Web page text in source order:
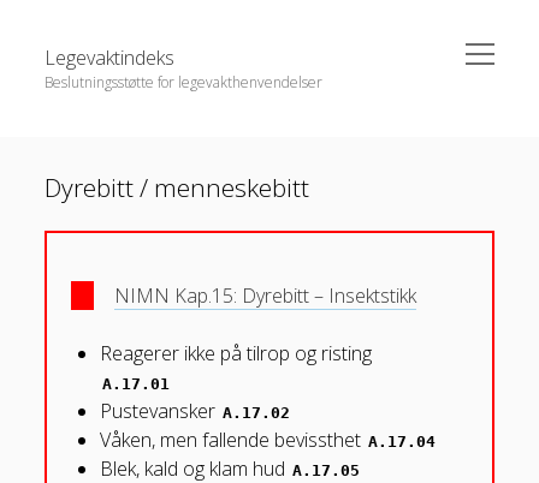
Legevaktindeks
Beslutningsstøtte for legevakthenvendelser
open
menu
Endringer
Om Legevaktindeks
Brukervilkår og personvern
Dyrebitt / menneskebitt
NIMN Kap.15: Dyrebitt – Insektstikk
Reagerer ikke på tilrop og risting
A.17.01
Pustevansker A.17.02
Våken, men fallende bevissthet A.17.04
Blek, kald og klam hud A.17.05